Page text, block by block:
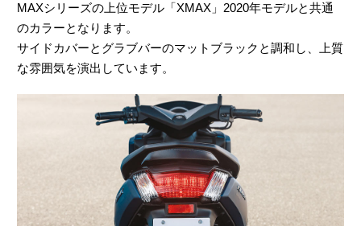
MAXシリーズの上位モデル「XMAX」2020年モデルと共通
のカラーとなります。
サイドカバーとグラブバーのマットブラックと調和し、上質
な雰囲気を演出しています。